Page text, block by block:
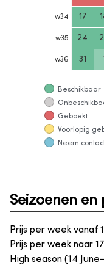
w34 17
w35 24
w36 31 1
Beschikbaar
Geboekt
Voorlopig
Neem
Seizoenen en
Prijs per week vanaf
Prijs per week naar
High season (14